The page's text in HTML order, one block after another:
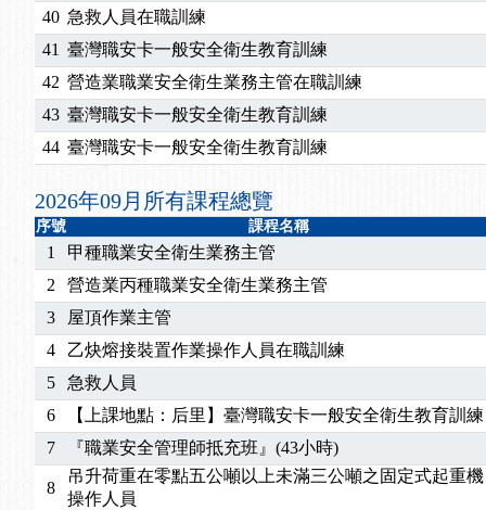
2026/07/08 【中心公告】因應颱風來襲，若遇停班停課消息 補
2026/05/06【產業人才投資】06/03-06/08堆高機課程，政府出
2026/04/24【製程安全評估人員】開課囉
2025/11/11【中心公告】颱風假11/12停班停課
2025/11/10【中心公告】因應颱風來襲，若遇停班停課消息 補
2025/10/30【進修課程】2026年，課程意見蒐集~
2025/08/12 【中心公告】因應颱風來襲，若遇停班停課消息
【中心公告】颱風假114/07/07停班停課
2025/06/06【進修課程】～～前導課程看這邊推出囉～～
2025/05/29【進修課程】前導課程推出公告！
2025/04/28 【進修課程】要怎麼進修自我？課程百百種選擇好
2025/01/21「高壓氣體製造安全主任」、「隧道等襯砌作業主
訓測驗
2025/01/15【線上課程】碳中和核心職能系列課程資訊
2026/07/15
2026/07/08【中心公告】因應颱風來襲，若遇停班停課消息 補
2026/05/06【產業人才投資】06/03-06/08堆高機課程，政府出
2026/04/24【製程安全評估人員】開課囉
2025/11/11
40 急救人員在職訓練
41 臺灣職安卡一般安全衛生教育訓練
42 營造業職業安全衛生業務主管在職訓練
43 臺灣職安卡一般安全衛生教育訓練
44 臺灣職安卡一般安全衛生教育訓練
2026年09月所有課程總覽
序號 課程名稱
1
甲種職業安全衛生業務主管
2
營造業丙種職業安全衛生業務主管
3
屋頂作業主管
4
乙炔熔接裝置作業操作人員在職訓練
5
急救人員
6
【上課地點：后里】臺灣職安卡一般安全衛生教育訓練
7
『職業安全管理師抵充班』(43小時)
8
吊升荷重在零點五公噸以上未滿三公噸之固定式起重機
操作人員